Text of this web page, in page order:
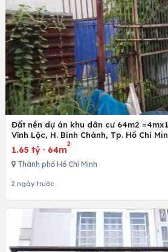
Đất nền dự án khu dân cư 64m2
Vĩnh Lộc, H. Bình Chánh, Tp. Hồ Chí
1.65 tỷ · 64m
2
Thành phố Hồ Chí Minh
2 ngày trước